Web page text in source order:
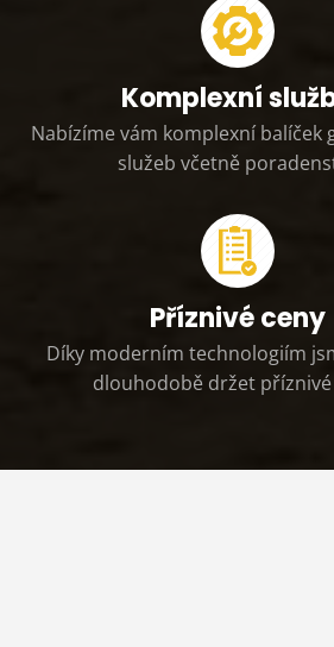
Komplexní
Nabízíme vám komplexní balíček
služeb včetně
Příznivé ceny
Díky moderním technologiím
dlouhodobě držet příznivé